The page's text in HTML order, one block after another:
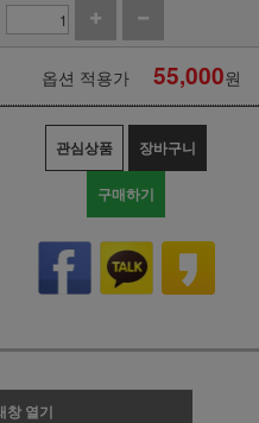
옵션 적용가 55,000원
관심상품 장바구니
구매하기
창 열기